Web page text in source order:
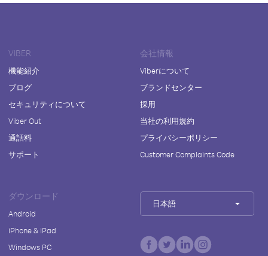
VIBER
機能紹介
ブログ
セキュリティについて
Viber Out
通話料
サポート
会社情報
Viberについて
ブランドセンター
採用
当社の利用規約
プライバシーポリシー
Customer Complaints Code
ダウンロード
Android
iPhone & iPad
Windows PC
日本語